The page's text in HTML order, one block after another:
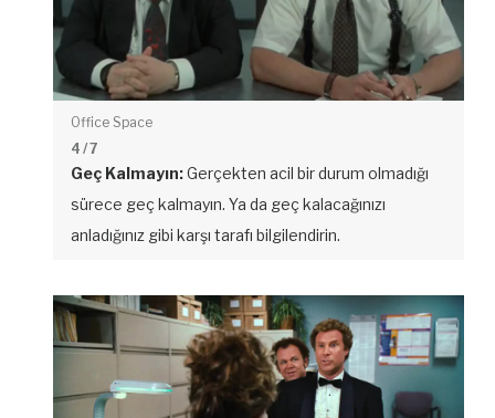
Office Space
4 / 7
Geç Kalmayın:Gerçekten acil bir durum olmadığı
sürece geç kalmayın. Ya da geç kalacağınızı
anladığınız gibi karşı tarafı bilgilendirin.